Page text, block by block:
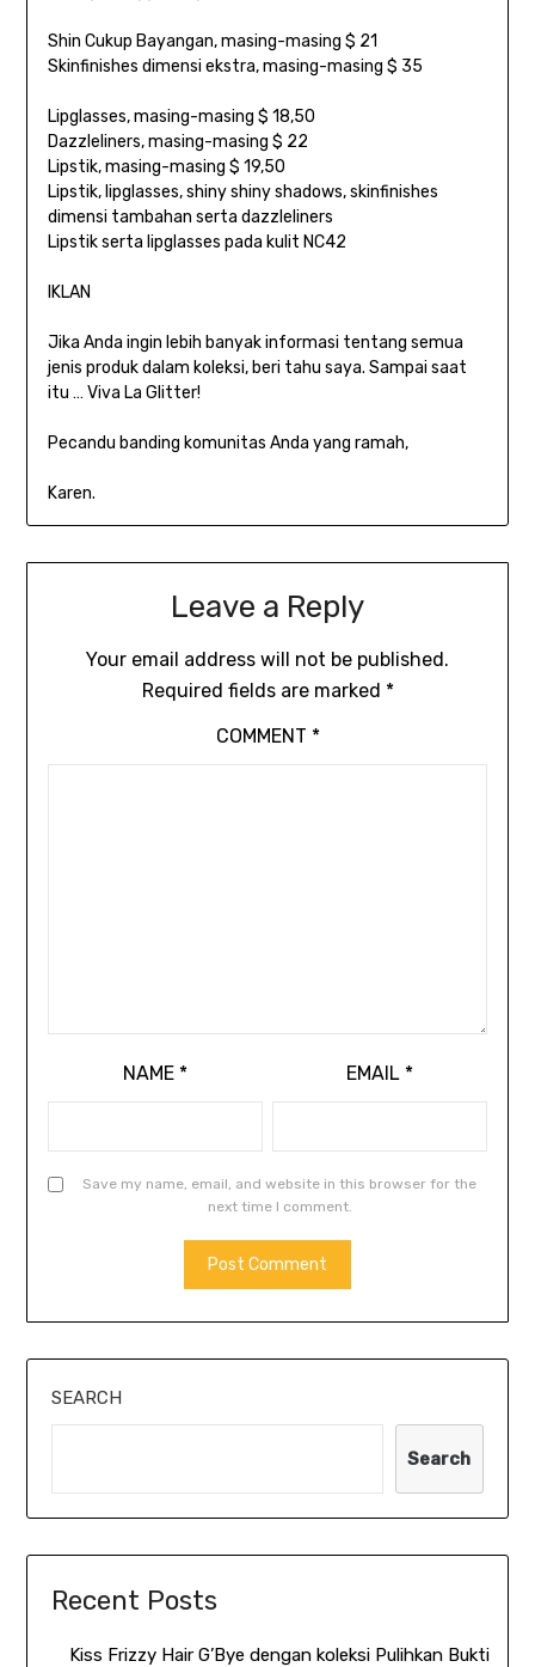
Shin Cukup Bayangan, masing-masing $ 21
Skinfinishes dimensi ekstra, masing-masing $ 35
Lipglasses, masing-masing $ 18,50
Dazzleliners, masing-masing $ 22
Lipstik, masing-masing $ 19,50
Lipstik, lipglasses, shiny shiny shadows, skinfinishes
dimensi tambahan serta dazzleliners
Lipstik serta lipglasses pada kulit NC42
IKLAN
Jika Anda ingin lebih banyak informasi tentang semua
jenis produk dalam koleksi, beri tahu saya. Sampai saat
itu … Viva La Glitter!
Pecandu banding komunitas Anda yang ramah,
Karen.
Leave a Reply
Your email address will not be published.
Required fields are marked *
COMMENT *
NAME * EMAIL *
Save my name, email, and website in this browser for the
next time I comment.
SEARCH
Search
Recent Posts
Kiss Frizzy Hair G’Bye dengan koleksi Pulihkan Bukti